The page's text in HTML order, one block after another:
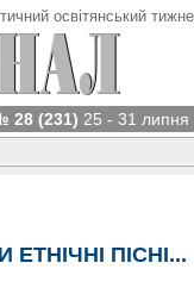
освітянський
28 (231) 25 - 31 липня
ПІСНІ...